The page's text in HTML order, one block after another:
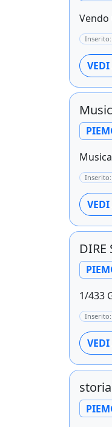
Vendo
Inserito:
Inserito:
DIRE
1/433
Inserito: